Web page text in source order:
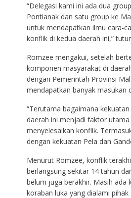
“Delegasi kami ini ada dua
Pontianak dan satu group ke
untuk mendapatkan ilmu cara-
konflik di kedua daerah ini,”
Romzee mengakui, setelah
komponen masyarakat di
dengan Pemerintah Provinsi
mendapatkan banyak masukan
“Terutama bagaimana
daerah ini menjadi faktor utama
menyelesaikan konflik.
dengan kekuatan Pela dan
Menurut Romzee, konflik
berlangsung sekitar 14 tahun
belum juga berakhir. Masih ada
koraban luka yang dialami pihak